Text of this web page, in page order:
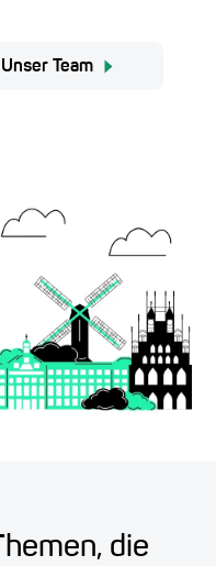
Unser Team
die